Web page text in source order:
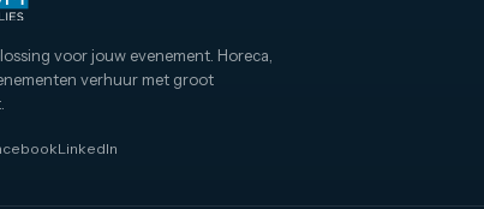
Prolyte truss is geweldig
aluminium constructie.
voor onder
verlichting en
voor jouw evenement. Horeca,
verhuur met groot
LinkedIn